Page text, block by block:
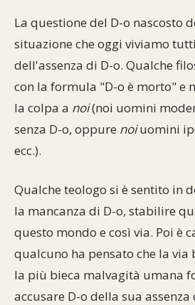
Momenti
F.A.Q.
Mappa
Perle dal
10
Cultura e società
Aspetti di vita ebraica
Storia millenaria
Personaggi celebri
Sbirciamo Eretz Israel
Tanach
La Legge Orale
Il Talmud in italiano
Opere di Maimonide
Partecipa Comunità
Mangiare
Turismo
Netiquette
Scambio
Dal
La questione del D-o nascosto
situazione che oggi viviamo
dell'assenza di D-o. Qualche
con la formula "D-o è morto" e
la colpa a noi(noi uomini
senza D-o, oppure noiuomini
ecc.).
Qualche teologo si è sentito in
la mancanza di D-o, stabilire
questo mondo e così via. Poi è
qualcuno ha pensato che la via
la più bieca malvagità umana
accusare D-o della sua